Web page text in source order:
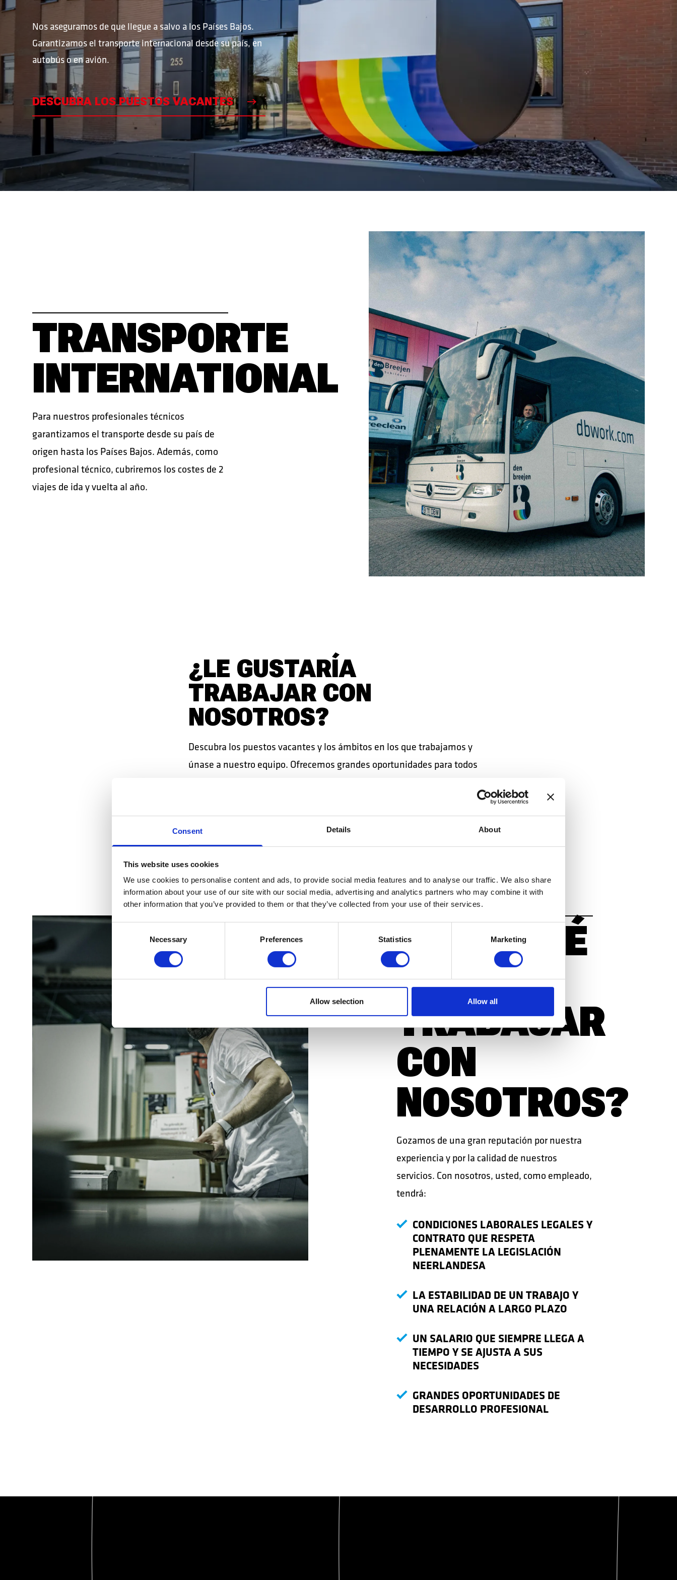
Consent Details About
This website uses cookies
We use cookies to personalise content and ads, to provide social media features and to analyse our traffic. We also share
information about your use of our site with our social media, advertising and analytics partners who may combine it with
other information that you’ve provided to them or that they’ve collected from your use of their services.
Necessary Preferences Statistics Marketing
Allow selection Allow all
VACANTES CONTACTO
VACANTES
Nos aseguramos de que llegue a salvo a los Países Bajos.
Garantizamos el transporte internacional desde su país, en
autobús o en avión.
DESCUBRA LOS PUESTOS VACANTES
TRANSPORTE
INTERNATIONAL
Para nuestros profesionales técnicos
garantizamos el transporte desde su país de
origen hasta los Países Bajos. Además, como
profesional técnico, cubriremos los costes de 2
viajes de ida y vuelta al año.
¿LE GUSTARÍA
TRABAJAR CON
NOSOTROS?
Descubra los puestos vacantes y los ámbitos en los que trabajamos y
únase a nuestro equipo. Ofrecemos grandes oportunidades para todos
DESCUBRA LOS PUESTOS VACANTES
¿POR QUÉ
DEBERÍA
TRABAJAR
CON
NOSOTROS?
Gozamos de una gran reputación por nuestra
experiencia y por la calidad de nuestros
servicios. Con nosotros, usted, como empleado,
tendrá:
CONDICIONES LABORALES LEGALES Y
CONTRATO QUE RESPETA
PLENAMENTE LA LEGISLACIÓN
NEERLANDESA
LA ESTABILIDAD DE UN TRABAJO Y
UNA RELACIÓN A LARGO PLAZO
UN SALARIO QUE SIEMPRE LLEGA A
TIEMPO Y SE AJUSTA A SUS
NECESIDADES
GRANDES OPORTUNIDADES DE
DESARROLLO PROFESIONAL